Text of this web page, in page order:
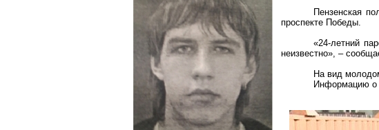
Пензенская
проспекте Победы.
«24-летний
неизвестно», –
На вид
Информацию о